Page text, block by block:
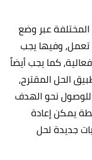
عبر وضع
تعمل، وفيها يجب
كما يجب أيضاً
الحل المقترح،
نحو الهدف
يمكن إعادة
جديدة لحل